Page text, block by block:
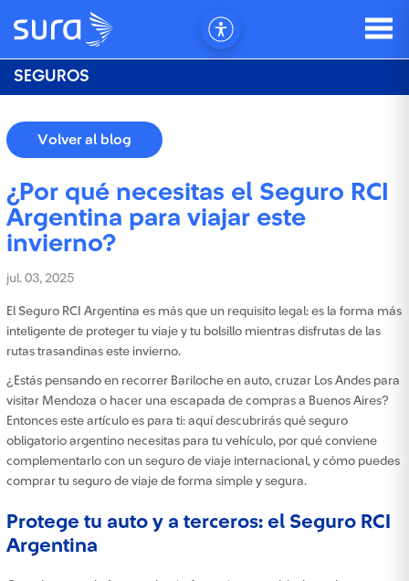
SEGUROS
Volver al blog
¿Por qué necesitas el Seguro RCI
Argentina para viajar este
invierno?
jul. 03, 2025
El Seguro RCI Argentina es más que un requisito legal: es la forma más
inteligente de proteger tu viaje y tu bolsillo mientras disfrutas de las
rutas trasandinas este invierno.
¿Estás pensando en recorrer Bariloche en auto, cruzar Los Andes para
visitar Mendoza o hacer una escapada de compras a Buenos Aires?
Entonces este artículo es para ti: aquí descubrirás qué seguro
obligatorio argentino necesitas para tu vehículo, por qué conviene
complementarlo con un seguro de viaje internacional, y cómo puedes
comprar tu seguro de viaje de forma simple y segura.
Protege tu auto y a terceros: el Seguro RCI
Argentina